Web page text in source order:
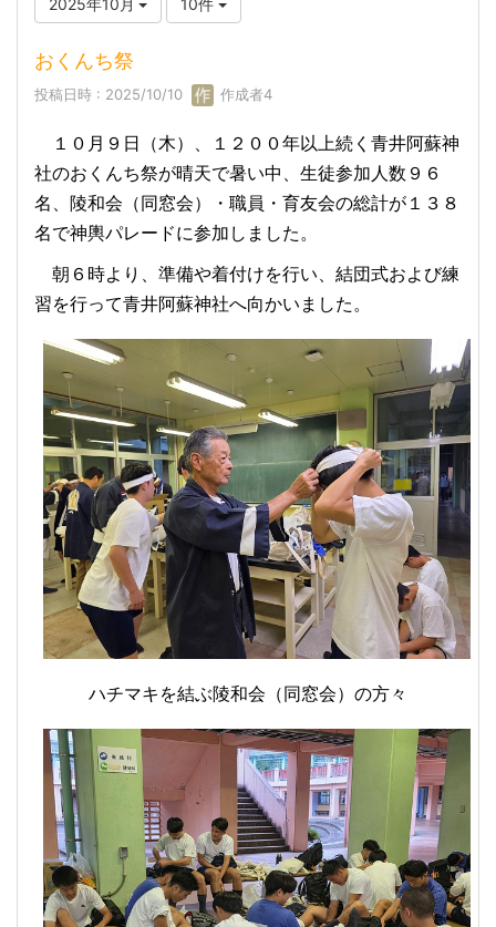
おくんち祭
投稿日時 : 2025/10/10 作成者4
１０月９日（木）、１２００年以上続く青井阿蘇神
社のおくんち祭が晴天で暑い中、生徒参加人数９６
名、陵和会（同窓会）・職員・育友会の総計が１３８
名で神輿パレードに参加しました。
朝６時より、準備や着付けを行い、結団式および練
習を行って青井阿蘇神社へ向かいました。
ハチマキを結ぶ陵和会（同窓会）の方々